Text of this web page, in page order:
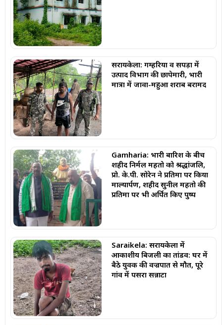
सरायकेला: गम्हरिया व सपड़ा में
उत्पाद विभाग की छापेमारी, भारी
मात्रा में जावा-महुआ शराब बरामद
Gamharia: भारी बारिश के बीच
शहीद निर्मल महतो को श्रद्धांजलि,
प्रो. के.पी. सोरेन ने प्रतिमा पर किया
माल्यार्पण, शहीद सुनील महतो की
प्रतिमा पर भी अर्पित किए पुष्प
Saraikela: सरायकेला में
आकाशीय बिजली का तांडव: घर में
बैठे युवक की वज्रपात से मौत, पूरे
गांव में पसरा सन्नाटा